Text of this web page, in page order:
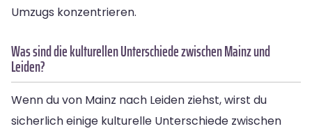
Umzugs konzentrieren.
Was sind die kulturellen Unterschiede zwischen Mainz und
Leiden?
Wenn du von Mainz nach Leiden ziehst, wirst du
sicherlich einige kulturelle Unterschiede zwischen